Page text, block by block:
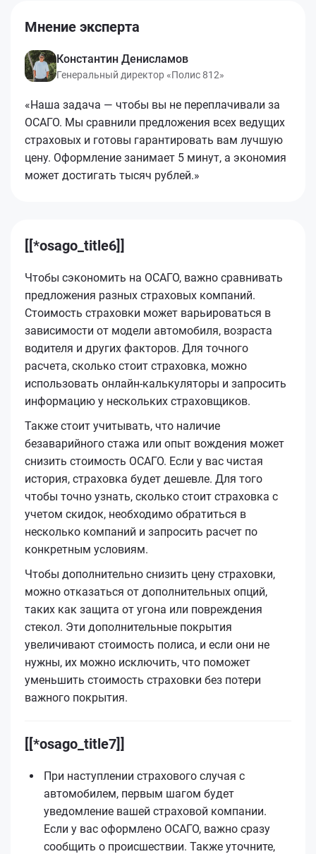
Мнение эксперта
Константин Денисламов
Генеральный директор «Полис 812»
«Наша задача — чтобы вы не переплачивали за
ОСАГО. Мы сравнили предложения всех ведущих
страховых и готовы гарантировать вам лучшую
цену. Оформление занимает 5 минут, а экономия
может достигать тысяч рублей.»
[[*osago_title6]]
Чтобы сэкономить на ОСАГО, важно сравнивать
предложения разных страховых компаний.
Стоимость страховки может варьироваться в
зависимости от модели автомобиля, возраста
водителя и других факторов. Для точного
расчета, сколько стоит страховка, можно
использовать онлайн-калькуляторы и запросить
информацию у нескольких страховщиков.
Также стоит учитывать, что наличие
безаварийного стажа или опыт вождения может
снизить стоимость ОСАГО. Если у вас чистая
история, страховка будет дешевле. Для того
чтобы точно узнать, сколько стоит страховка с
учетом скидок, необходимо обратиться в
несколько компаний и запросить расчет по
конкретным условиям.
Чтобы дополнительно снизить цену страховки,
можно отказаться от дополнительных опций,
таких как защита от угона или повреждения
стекол. Эти дополнительные покрытия
увеличивают стоимость полиса, и если они не
нужны, их можно исключить, что поможет
уменьшить стоимость страховки без потери
важного покрытия.
[[*osago_title7]]
При наступлении страхового случая с
автомобилем, первым шагом будет
уведомление вашей страховой компании.
Если у вас оформлено ОСАГО, важно сразу
сообщить о происшествии. Также уточните,